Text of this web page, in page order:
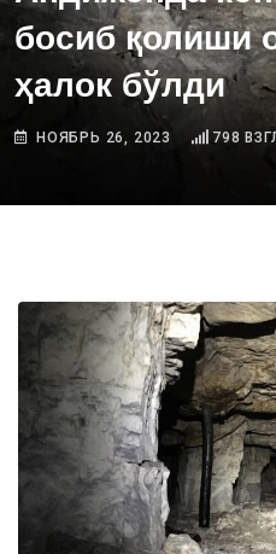
босиб қолиши
ҳалок бўлди
НОЯБРЬ 26, 2023 798